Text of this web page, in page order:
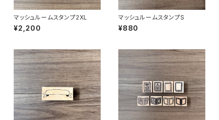
マッシュルームスタンプ2XL
¥2,200
マッシュルームスタンプS
¥880